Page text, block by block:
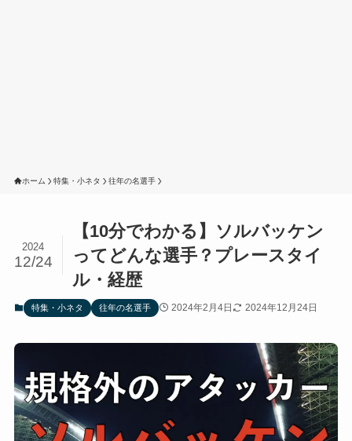
ホーム 特集・小ネタ 往年の名選手
【10分でわかる】ソルバッケン
ってどんな選手？プレースタイ
ル・経歴
2024
12/24
特集・小ネタ 往年の名選手 2024年2月4日 2024年12月24日